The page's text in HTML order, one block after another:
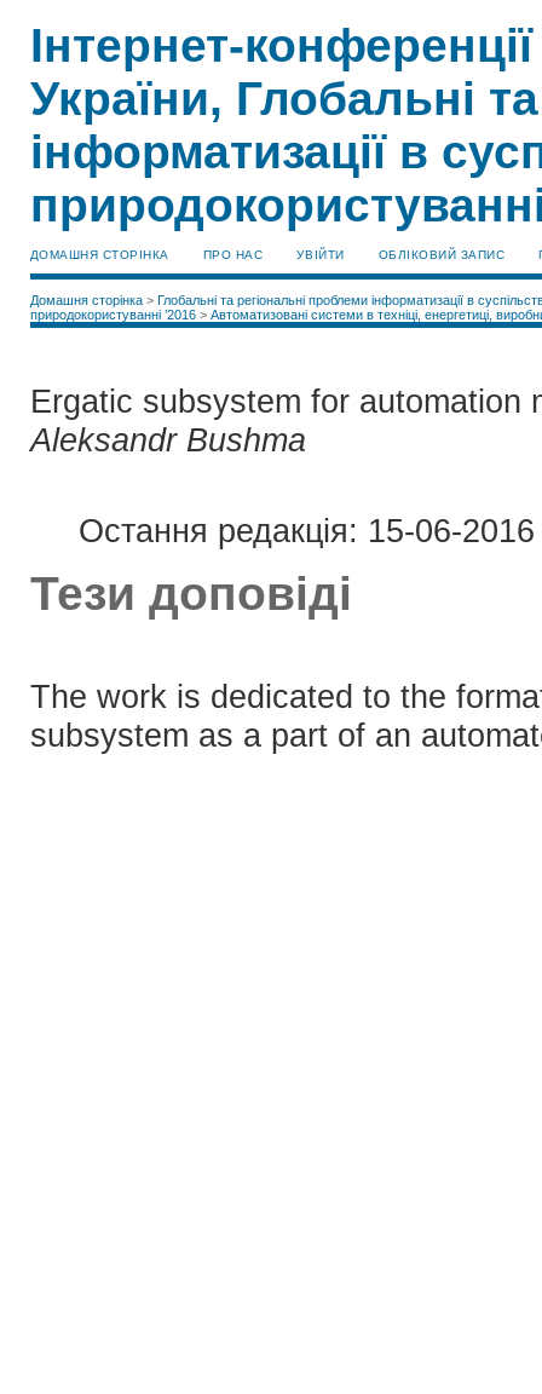
Інтернет-
України, Глобальні
інформатизації в
ДОМАШНЯ СТОРІНКА ПРО НАС УВІЙТИ ОБЛІКОВИЙ ЗАПИС
Домашня сторінка> Глобальні та регіональні проблеми інформатизації в
природокористуванні ’2016> Автоматизовані системи в техніці, енергетиці,
Ergatic subsystem for automation
Aleksandr Bushma
Остання редакція: 15-06-2016
Тези доповіді
The work is dedicated to the
subsystem as a part of an